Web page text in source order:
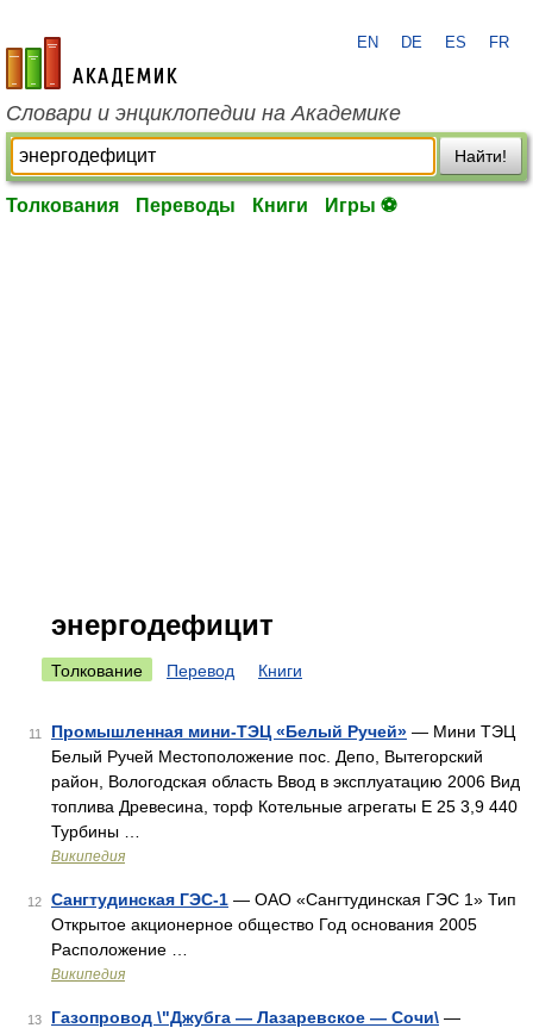
academic.ru
EN DE ES FR
Словари и энциклопедии на Академике
Найти!
Толкования Переводы Книги Игры ⚽
энергодефицит
Толкование Перевод Книги
11 Промышленная мини-ТЭЦ «Белый Ручей» — Мини ТЭЦ
Белый Ручей Местоположение пос. Депо, Вытегорский
район, Вологодская область Ввод в эксплуатацию 2006 Вид
топлива Древесина, торф Котельные агрегаты Е 25 3,9 440
Турбины …
Википедия
12 Сангтудинская ГЭС-1 — ОАО «Сангтудинская ГЭС 1» Тип
Открытое акционерное общество Год основания 2005
Расположение …
Википедия
13 Газопровод \"Джубга — Лазаревское — Сочи\ —